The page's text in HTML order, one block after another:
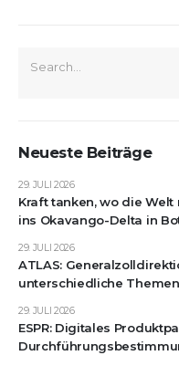
Neueste Beiträge
Kraft tanken, wo die Welt
ins Okavango-Delta in
29. JULI 2026
ATLAS:
unterschiedliche Themen
29. JULI 2026
ESPR: Digitales
29. JULI 2026